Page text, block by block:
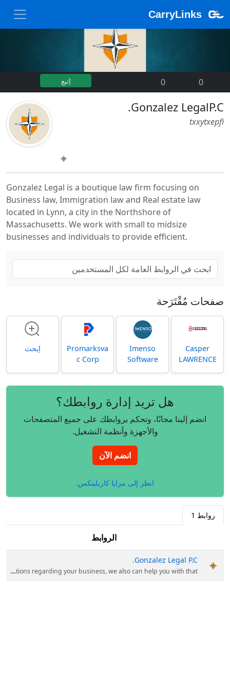
CarryLinks
0
0 اِتبع
Gonzalez LegalP.C.
txxytxepfi
Gonzalez Legal is a boutique law firm focusing on
Business law, Immigration law and Real estate law
located in Lynn, a city in the Northshore of
Massachusetts. We work with small to midsize
businesses and individuals to provide efficient.
صفحات مُقْتَرَحة
Casper
LAWRENCE
Imenso
Software
Promarksva
c Corp
اِبحث
هل تريد إدارة روابطك؟
انضم إلينا مجانًا، وتحكم بروابطك على جميع المتصفحات
والأجهزة وأنظمة التشغيل.
انضم الآن
انظر إلى مزايا كاريلينكس.
روابط 1
الروابط
Gonzalez Legal P.C.
We work with small to midsize businesses and individuals to provide efficient and reasonably priced services in different legal areas.If you, family member or friend, have doubts concerning your legal status in the United States or have questions regarding your business, we also can help you with that.